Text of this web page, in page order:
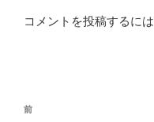
コメントを投稿するには
投
過
前